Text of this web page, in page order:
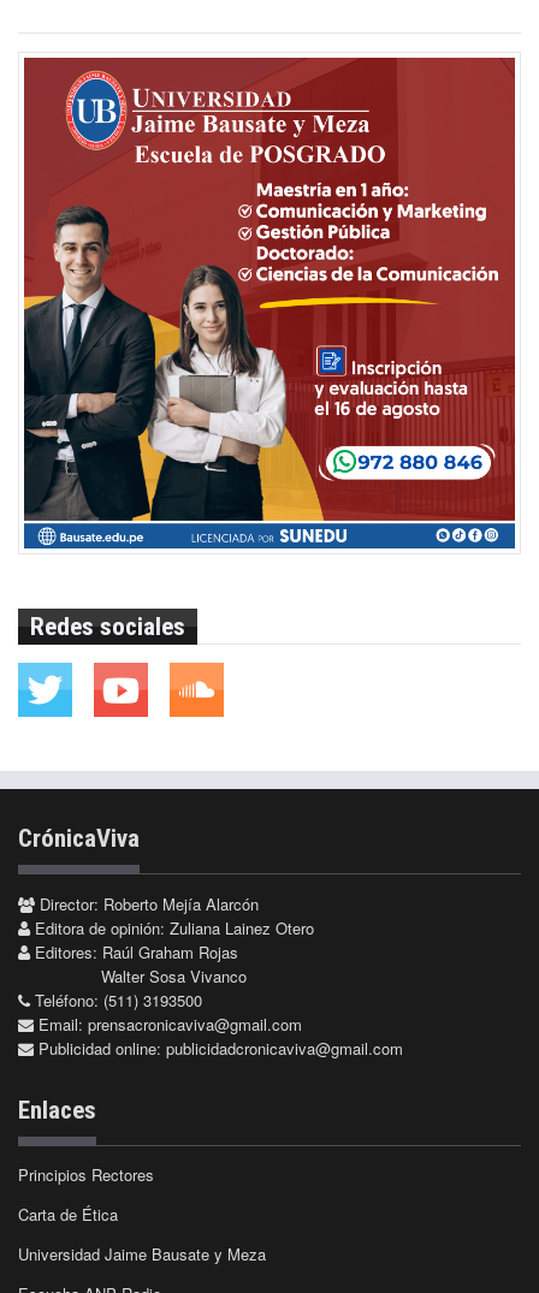
Redes sociales
CrónicaViva
Director: Roberto Mejía Alarcón
Editora de opinión: Zuliana Lainez Otero
Editores: Raúl Graham Rojas
Walter Sosa Vivanco
Teléfono: (511) 3193500
Email: prensacronicaviva@gmail.com
Publicidad online: publicidadcronicaviva@gmail.com
Enlaces
Principios Rectores
Carta de Ética
Universidad Jaime Bausate y Meza